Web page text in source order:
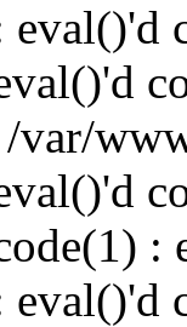
eval()'d
var/
:
eval()'d